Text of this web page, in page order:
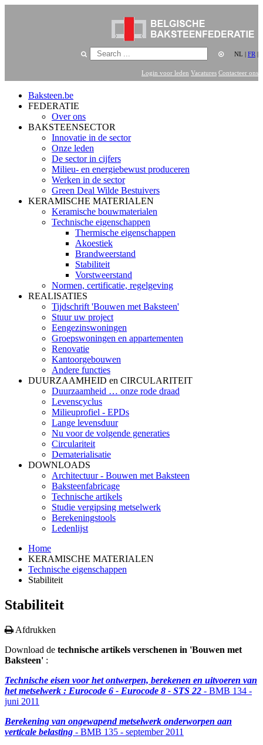
NL | FR |
Login voor leden Vacatures Contacteer ons
Baksteen.be
FEDERATIE
Over ons
BAKSTEENSECTOR
Innovatie in de sector
Onze leden
De sector in cijfers
Milieu- en energiebewust produceren
Werken in de sector
Green Deal Wilde Bestuivers
KERAMISCHE MATERIALEN
Keramische bouwmaterialen
Technische eigenschappen
Thermische eigenschappen
Akoestiek
Brandweerstand
Stabiliteit
Vorstweerstand
Normen, certificatie, regelgeving
REALISATIES
Tijdschrift 'Bouwen met Baksteen'
Stuur uw project
Eengezinswoningen
Groepswoningen en appartementen
Renovatie
Kantoorgebouwen
Andere functies
DUURZAAMHEID en CIRCULARITEIT
Duurzaamheid … onze rode draad
Levenscyclus
Milieuprofiel - EPDs
Lange levensduur
Nu voor de volgende generaties
Circulariteit
Dematerialisatie
DOWNLOADS
Architectuur - Bouwen met Baksteen
Baksteenfabricage
Technische artikels
Studie vergipsing metselwerk
Berekeningstools
Ledenlijst
Home
KERAMISCHE MATERIALEN
Technische eigenschappen
Stabiliteit
Stabiliteit
Afdrukken
Download de technische artikels verschenen in 'Bouwen met
Baksteen' :
Technische eisen voor het ontwerpen, berekenen en uitvoeren van
het metselwerk : Eurocode 6 - Eurocode 8 - STS 22 - BMB 134 -
juni 2011
Berekening van ongewapend metselwerk onderworpen aan
verticale belasting - BMB 135 - september 2011